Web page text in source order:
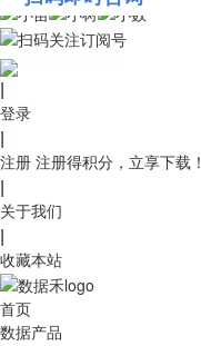
010-53689091
|
登录
|
注册 注册得积分，立享下载！
|
关于我们
|
收藏本站
首页
数据产品